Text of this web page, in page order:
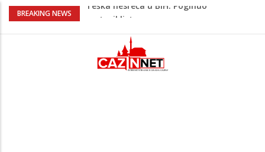
BREAKING NEWS
Na Ahiret preselio HALILOVIĆ (Smajil)
Sutra dženaza Hamdiji Šahinoviću iz
Bosanske Krupe, kojeg je usmrtila
supruga